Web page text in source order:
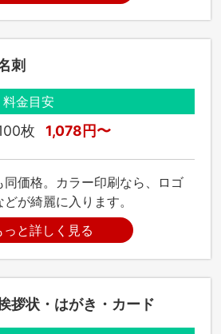
刺
料金目安
枚 1,078円〜
同価格。カラー印刷なら、ロゴ
が綺麗に入ります。
っと詳しく見る
拶状・はがき・カード